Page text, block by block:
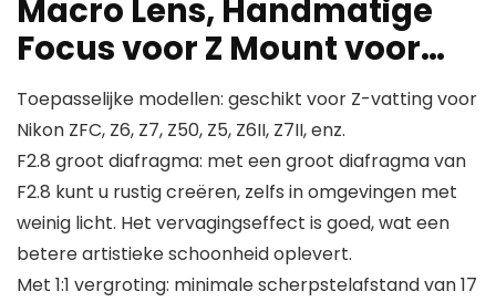
Macro Lens, Handmatige
Focus voor Z Mount voor…
Toepasselijke modellen: geschikt voor Z-vatting voor
Nikon ZFC, Z6, Z7, Z50, Z5, Z6II, Z7II, enz.
F2.8 groot diafragma: met een groot diafragma van
F2.8 kunt u rustig creëren, zelfs in omgevingen met
weinig licht. Het vervagingseffect is goed, wat een
betere artistieke schoonheid oplevert.
Met 1:1 vergroting: minimale scherpstelafstand van 17